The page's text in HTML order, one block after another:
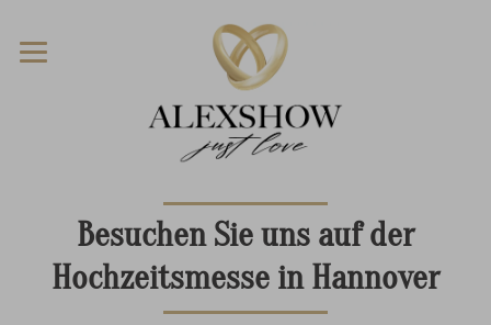
Besuchen Sie uns auf der
Hochzeitsmesse in Hannover